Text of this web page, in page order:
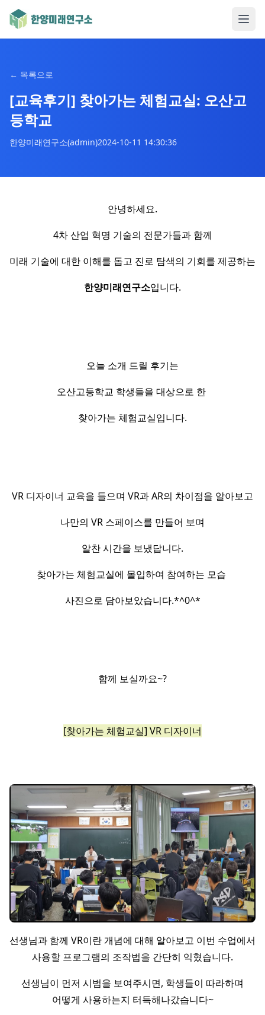
← 목록으로
[교육후기] 찾아가는 체험교실: 오산고
등학교
한양미래연구소(admin)2024-10-11 14:30:36
안녕하세요.
4차 산업 혁명 기술의 전문가들과 함께
미래 기술에 대한 이해를 돕고 진로 탐색의 기회를 제공하는
한양미래연구소입니다.
오늘 소개 드릴 후기는
오산고등학교 학생들을 대상으로 한
찾아가는 체험교실입니다.
VR 디자이너 교육을 들으며 VR과 AR의 차이점을 알아보고
나만의 VR 스페이스를 만들어 보며
알찬 시간을 보냈답니다.
찾아가는 체험교실에 몰입하여 참여하는 모습
사진으로 담아보았습니다.​*^0^*​
함께 보실까요~?​
[찾아가는 체험교실] VR 디자이너
선생님과 함께 VR이란 개념에 대해 알아보고 이번 수업에서
사용할 프로그램의 조작법을 간단히 익혔습니다.
선생님이 먼저 시범을 보여주시면, 학생들이 따라하며
어떻게 사용하는지 터득해나갔습니다~